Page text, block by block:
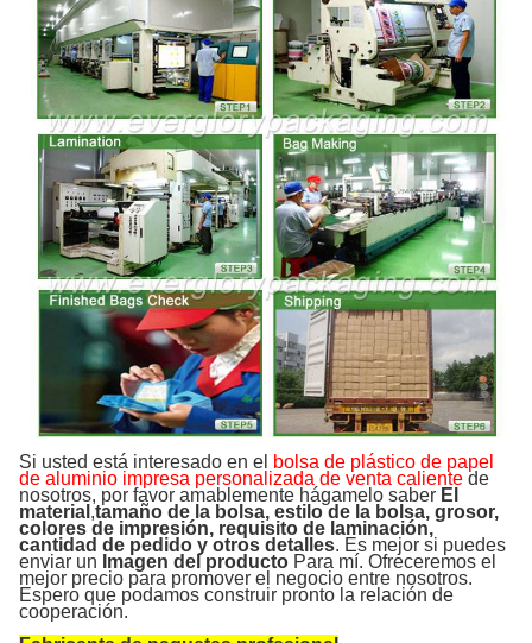
Si usted está interesado en el bolsa de plástico de papel
de aluminio impresa personalizada de venta caliente de
nosotros, por favor amablemente hágamelo saber El
material ,tamaño de la bolsa, estilo de la bolsa, grosor,
colores de impresión, requisito de laminación,
cantidad de pedido y otros detalles. Es mejor si puedes
enviar un Imagen del producto Para mí. Ofreceremos el
mejor precio para promover el negocio entre nosotros.
Espero que podamos construir pronto la relación de
cooperación.